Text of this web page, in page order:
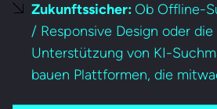
Zukunftssicher: Ob Offline-
/ Responsive Design oder
Unterstützung von KI-
bauen Plattformen, die